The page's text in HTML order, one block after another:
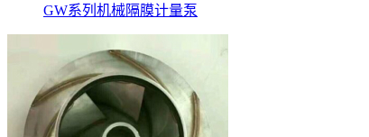
GW系列机械隔膜计量泵